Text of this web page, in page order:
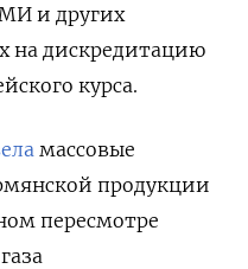
и других
на дискредитацию
курса.
массовые
продукции
пересмотре